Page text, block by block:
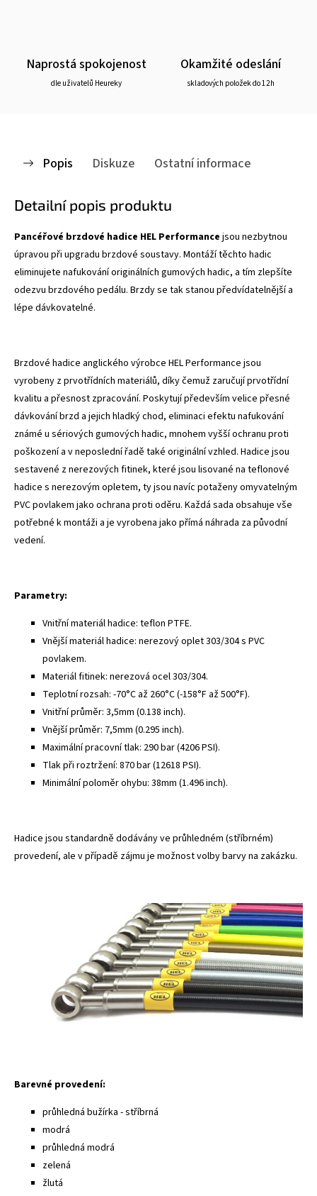
Naprostá spokojenost
dle uživatelů Heureky
Okamžité odeslání
skladových položek do 12h
Popis Diskuze Ostatní informace
Detailní popis produktu
Pancéřové brzdové hadice HEL Performance jsou nezbytnou
úpravou při upgradu brzdové soustavy. Montáží těchto hadic
eliminujete nafukování originálních gumových hadic, a tím zlepšíte
odezvu brzdového pedálu. Brzdy se tak stanou předvídatelnější a
lépe dávkovatelné.
Brzdové hadice anglického výrobce HEL Performance jsou
vyrobeny z prvotřídních materiálů, díky čemuž zaručují prvotřídní
kvalitu a přesnost zpracování. Poskytují především velice přesné
dávkování brzd a jejich hladký chod, eliminaci efektu nafukování
známé u sériových gumových hadic, mnohem vyšší ochranu proti
poškození a v neposlední řadě také originální vzhled. Hadice jsou
sestavené z nerezových fitinek, které jsou lisované na teflonové
hadice s nerezovým opletem, ty jsou navíc potaženy omyvatelným
PVC povlakem jako ochrana proti oděru. Každá sada obsahuje vše
potřebné k montáži a je vyrobena jako přímá náhrada za původní
vedení.
Parametry:
Vnitřní materiál hadice: teflon PTFE.
Vnější materiál hadice: nerezový oplet 303/304 s PVC
povlakem.
Materiál fitinek: nerezová ocel 303/304.
Teplotní rozsah: -70°C až 260°C (-158°F až 500°F).
Vnitřní průměr: 3,5mm (0.138 inch).
Vnější průměr: 7,5mm (0.295 inch).
Maximální pracovní tlak: 290 bar (4206 PSI).
Tlak při roztržení: 870 bar (12618 PSI).
Minimální poloměr ohybu: 38mm (1.496 inch).
Hadice jsou standardně dodávány ve průhledném (stříbrném)
provedení, ale v případě zájmu je možnost volby barvy na zakázku.
Barevné provedení:
průhledná bužírka - stříbrná
modrá
průhledná modrá
zelená
žlutá